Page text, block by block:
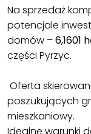
Na sprzedaż
potencjale
domów –6,1601
części Pyrzyc.
Oferta
poszukujących
mieszkaniowy.